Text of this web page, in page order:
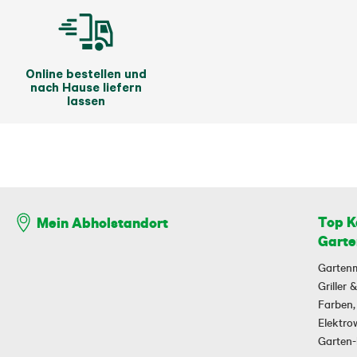
Online bestellen und
nach Hause liefern
lassen
Mein Abholstandort
Top
Griller